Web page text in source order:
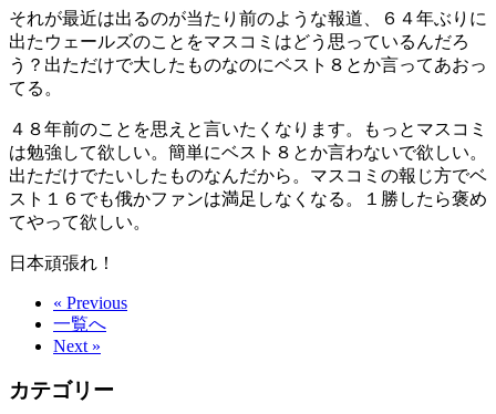
それが最近は出るのが当たり前のような報道、６４年ぶりに
出たウェールズのことをマスコミはどう思っているんだろ
う？出ただけで大したものなのにベスト８とか言ってあおっ
てる。
４８年前のことを思えと言いたくなります。もっとマスコミ
は勉強して欲しい。簡単にベスト８とか言わないで欲しい。
出ただけでたいしたものなんだから。マスコミの報じ方でベ
スト１６でも俄かファンは満足しなくなる。１勝したら褒め
てやって欲しい。
日本頑張れ！
« Previous
一覧へ
Next »
カテゴリー